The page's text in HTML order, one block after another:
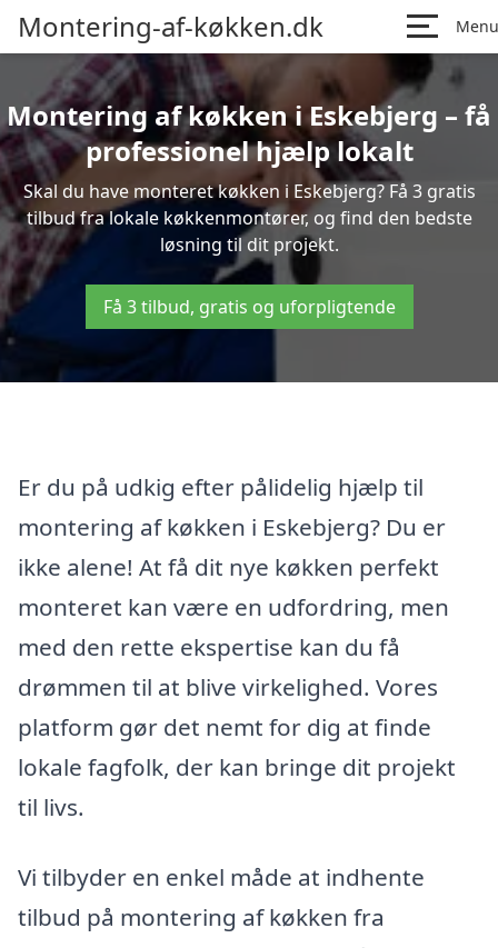
Montering-af-køkken.dk Menu
Montering af køkken i Eskebjerg – få
professionel hjælp lokalt
Skal du have monteret køkken i Eskebjerg? Få 3 gratis
tilbud fra lokale køkkenmontører, og find den bedste
løsning til dit projekt.
Få 3 tilbud, gratis og uforpligtende
Er du på udkig efter pålidelig hjælp til
montering af køkken i Eskebjerg? Du er
ikke alene! At få dit nye køkken perfekt
monteret kan være en udfordring, men
med den rette ekspertise kan du få
drømmen til at blive virkelighed. Vores
platform gør det nemt for dig at finde
lokale fagfolk, der kan bringe dit projekt
til livs.
Vi tilbyder en enkel måde at indhente
tilbud på montering af køkken fra